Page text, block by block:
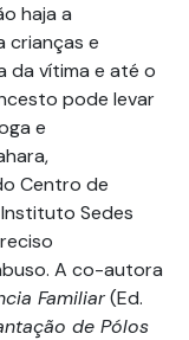
haja a
crianças e
da vítima e até o
pode levar
e
Centro de
Sedes
A co-autora
Familiar(Ed.
de Pólos